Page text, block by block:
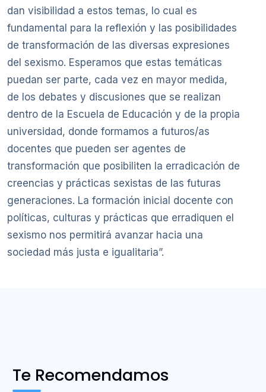
dan visibilidad a estos temas, lo cual es
fundamental para la reflexión y las posibilidades
de transformación de las diversas expresiones
del sexismo. Esperamos que estas temáticas
puedan ser parte, cada vez en mayor medida,
de los debates y discusiones que se realizan
dentro de la Escuela de Educación y de la propia
universidad, donde formamos a futuros/as
docentes que pueden ser agentes de
transformación que posibiliten la erradicación de
creencias y prácticas sexistas de las futuras
generaciones. La formación inicial docente con
políticas, culturas y prácticas que erradiquen el
sexismo nos permitirá avanzar hacia una
sociedad más justa e igualitaria”.
Te Recomendamos